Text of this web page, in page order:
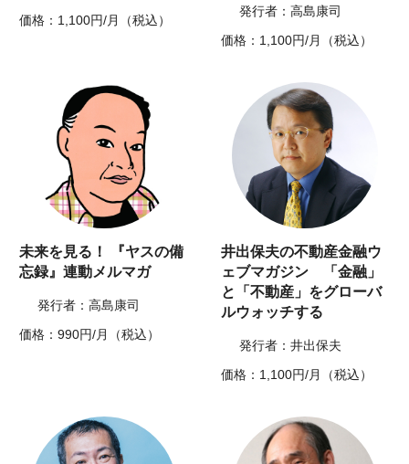
価格：1,100円/月（税込）
発行者：高島康司
価格：1,100円/月（税込）
未来を見る！ 『ヤスの備
忘録』連動メルマガ
発行者：高島康司
価格：990円/月（税込）
井出保夫の不動産金融ウ
ェブマガジン 「金融」
と「不動産」をグローバ
ルウォッチする
発行者：井出保夫
価格：1,100円/月（税込）